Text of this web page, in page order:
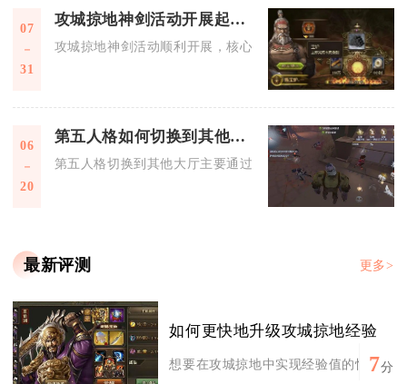
07
31
攻城掠地神剑活动开展起来需要什么
攻城掠地神剑活动顺利开展，核心需要满足等级门槛、充足
06
20
第五人格如何切换到其他大厅
第五人格切换到其他大厅主要通过归宿系统完成，玩家进入
最新评测 更多>
如何更快地升级攻城掠地经验
想要在攻城掠地中实现经验值的快速累
7分